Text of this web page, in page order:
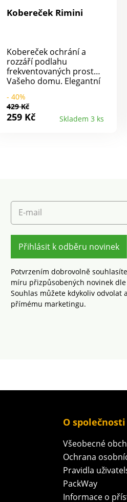
Kobereček Rimini
Kobereček ochrání a
rozzáří podlahu
frekventovaných prostor
Vašeho domu. Elegantní
bordurami zdobenými
květinovým motivem.
Doporučujeme koberec
využijte služeb
profesionálního čištění.
- 40%
429 Kč
259 Kč Skladem 3 ks
E-mail
Přihlásit k odběru novinek
Potvrzením dobrovolně
míru přizpůsobených novinek dle
Souhlas můžete kdykoliv
přímému marketingu.
O společnosti
Všeobecné
Ochrana
Pravidla
PackWay
Informace o